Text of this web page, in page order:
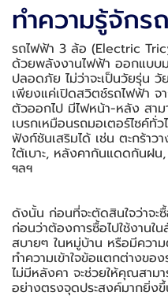
ทำความรู้จัก
รถไฟฟ้า 3 ล้อ (Electric
ด้วยพลังงานไฟฟ้า ออกแบบม
ปลอดภัย ไม่ว่าจะเป็นวัยรุ่น
เพียงแค่เปิดสวิตช์รถไฟฟ้า จ
ตัวออกไป มีไฟหน้า-หลัง สาม
เบรกเหมือนรถมอเตอร์ไซค์ทั่
ฟังก์ชันเสริมได้ เช่น ตะกร้า
ใต้เบาะ, หลังคากันแดดกันฝน
ฯลฯ
ดังนั้น ก่อนที่จะตัดสินใจว่าจะ
ก่อนว่าต้องการซื้อไปใช้งาน
สบายๆ ในหมู่บ้าน หรือมีควา
ทำความเข้าใจข้อแตกต่างข
ไม่มีหลังคา จะช่วยให้คุณสาม
อย่างตรงจุดประสงค์มากยิ่ง